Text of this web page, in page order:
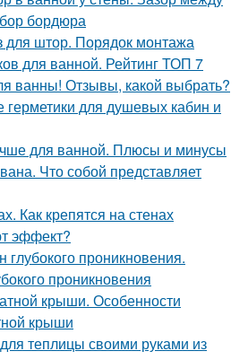
бордюра
для штор. Порядок монтажа
для ванной. Рейтинг ТОП 7
ванны! Отзывы, какой выбрать?
для душевых кабин и
для ванной. Плюсы и минусы
Что собой представляет
Как крепятся на стенах
эффект?
глубокого проникновения.
проникновения
крыши. Особенности
крыши
теплицы своими руками из